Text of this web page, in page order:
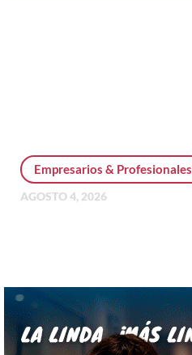
Empresarios & Profesionales
AGOSTO 4, 2026